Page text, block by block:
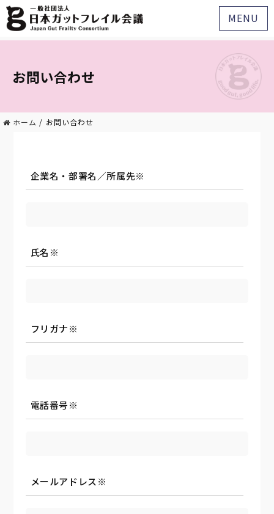
MENU
お問い合わせ
ホーム / お問い合わせ
企業名・部署名／所属先※
氏名 ※
フリガナ※
電話番号※
メールアドレス ※